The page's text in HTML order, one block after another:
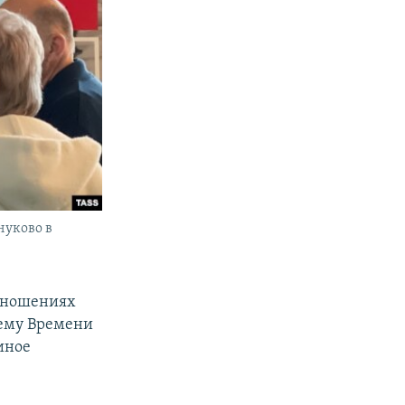
в
Времени